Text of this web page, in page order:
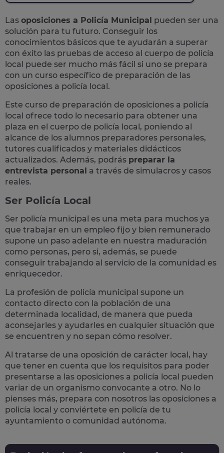
Las oposiciones a Policía Municipal pueden ser una
solución para tu futuro. Conseguir los
conocimientos básicos que te ayudarán a superar
con éxito las pruebas de acceso al cuerpo de policía
local puede ser mucho más fácil si uno se prepara
con un curso específico de preparación de las
oposiciones a policía local.
Este curso de preparación de oposiciones a policía
local ofrece todo lo necesario para obtener una
plaza en el cuerpo de policía local, poniendo al
alcance de los alumnos preparadores personales,
tutores cualificados y materiales didácticos
actualizados. Además, podrás preparar la
entrevista personal a través de simulacros y casos
reales.
Ser Policía Local
Ser policía municipal es una meta para muchos ya
que trabajar en un empleo fijo y bien remunerado
supone un paso adelante en nuestra maduración
como personas, pero si, además, se puede
conseguir trabajando al servicio de la comunidad es
enriquecedor.
La profesión de policía municipal supone un
contacto directo con la población de una
determinada localidad, de manera que pueda
aconsejarles y ayudarles en cualquier situación que
se encuentren y no sepan cómo resolver.
Al tratarse de una oposición de carácter local, hay
que tener en cuenta que los requisitos para poder
presentarse a las oposiciones a policía local pueden
variar de un organismo convocante a otro. No lo
pienses más, prepara con nosotros las oposiciones a
policía local y conviértete en policía de tu
ayuntamiento o comunidad autónoma.